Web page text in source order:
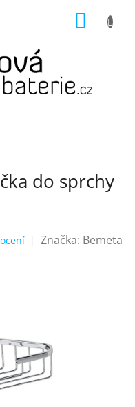
do sprchy
Značka: Bemeta